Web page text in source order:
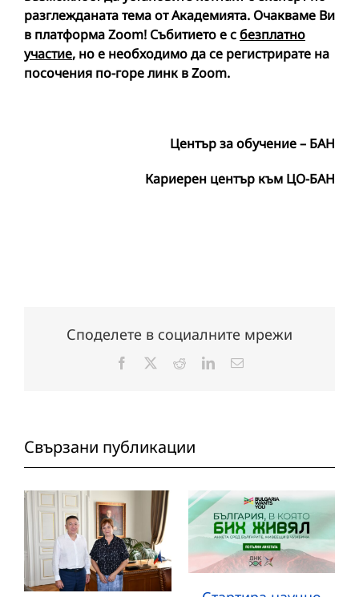
разглежданата тема от Академията. Очакваме Ви
в платформаZoom! Събитието е сбезплатно
участие, но е необходимо да се регистрирате на
посочения по-горе линк вZoom.
Център за обучение – БАН
Кариерен център към ЦО-БАН
Споделете в социалните мрежи
Facebook RedditLinkedInЕлектронна
Свързани публикации